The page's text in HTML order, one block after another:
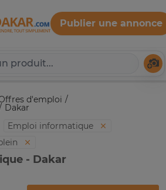
Dakar
Publier une annonce
d'emploi
Dakar
Emploi informatique
- Dakar